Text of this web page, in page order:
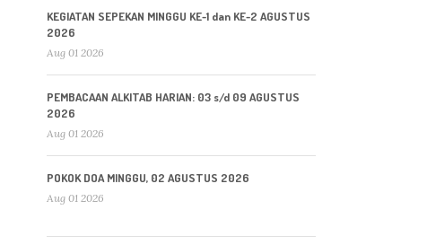
KEGIATAN SEPEKAN MINGGU KE-1 dan KE-2 AGUSTUS
2026
Aug 01 2026
PEMBACAAN ALKITAB HARIAN: 03 s/d 09 AGUSTUS
2026
Aug 01 2026
POKOK DOA MINGGU, 02 AGUSTUS 2026
Aug 01 2026